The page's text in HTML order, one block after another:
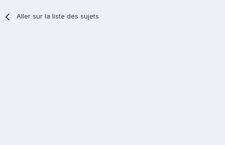
Aller sur la liste des sujets